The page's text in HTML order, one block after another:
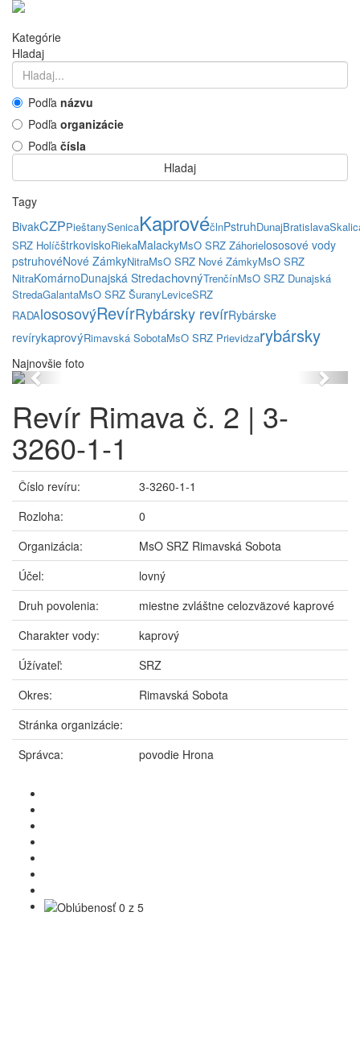
Kategórie
Hladaj
Podľa názvu
Podľa organizácie
Podľa čísla
Hladaj
Tagy
BivakCZPPieštanySenicaKaprovéčlnPstruhDunajBratislava
SRZ HolíčštrkoviskoRiekaMalackyMsO SRZ Záhorielososové vody
pstruhovéNové ZámkyNitraMsO SRZ Nové ZámkyMsO SRZ
NitraKomárnoDunajská StredachovnýTrenčínMsO SRZ Dunajská
StredaGalantaMsO SRZ ŠuranyLeviceSRZ
RADAlososovýRevírRybársky revírRybárske
revírykaprovýRimavská SobotaMsO SRZ Prievidzarybársky
Najnovšie foto
Previous Next
Revír Rimava č. 2 | 3-
3260-1-1
Číslo revíru:
3-3260-1-1
Rozloha:
0
Organizácia:
MsO SRZ Rimavská Sobota
Účel:
lovný
Druh povolenia:
miestne zvláštne celozväzové kaprové
Charakter vody:
kaprový
Úžívateľ:
SRZ
Okres:
Rimavská Sobota
Stránka organizácie:
Správca:
povodie Hrona